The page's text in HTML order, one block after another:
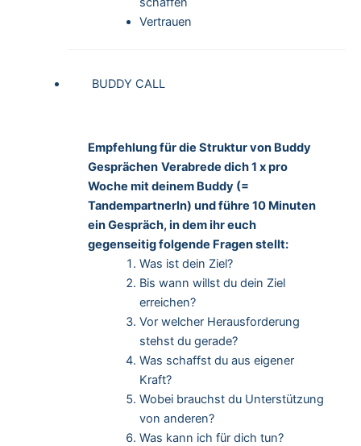
Vertrauen
BUDDY CALL
Empfehlung für die Struktur von Buddy
Gesprächen Verabrede dich 1 x pro
Woche mit deinem Buddy (=
TandempartnerIn) und führe 10 Minuten
ein Gespräch, in dem ihr euch
gegenseitig folgende Fragen stellt:
Was ist dein Ziel?
Bis wann willst du dein Ziel
erreichen?
Vor welcher Herausforderung
stehst du gerade?
Was schaffst du aus eigener
Kraft?
Wobei brauchst du Unterstützung
von anderen?
Was kann ich für dich tun?